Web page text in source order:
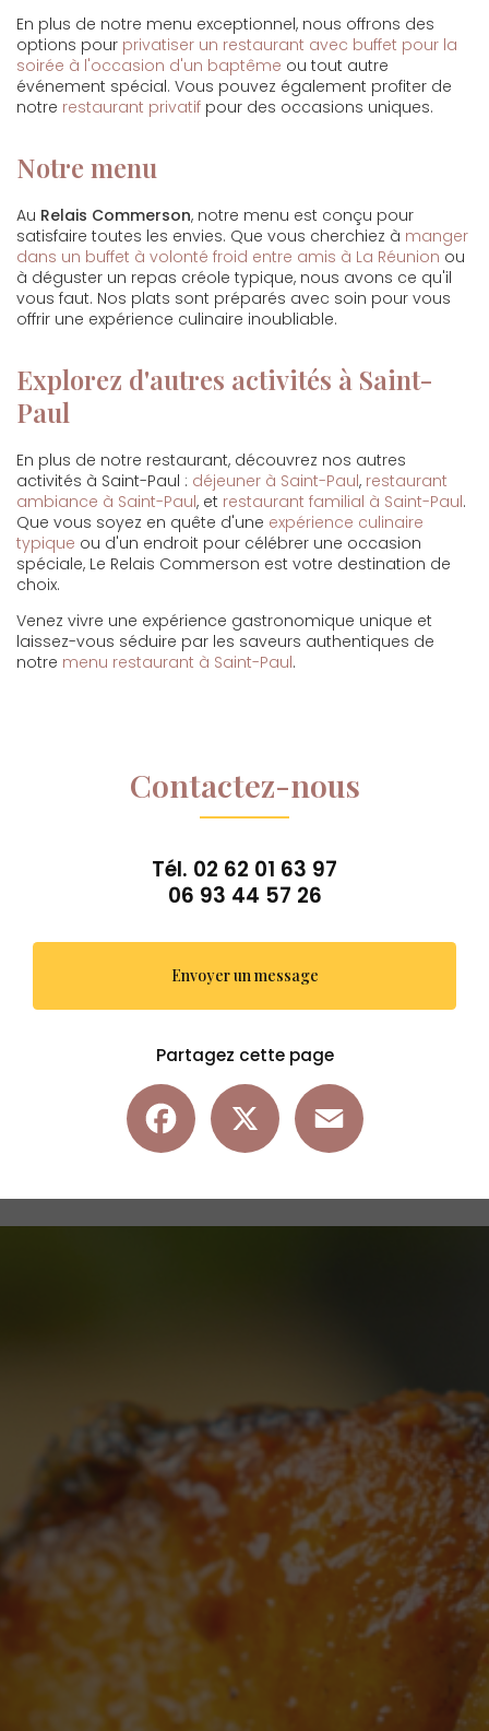
En plus de notre menu exceptionnel, nous offrons des
options pour privatiser un restaurant avec buffet pour la
soirée à l'occasion d'un baptême ou tout autre
événement spécial. Vous pouvez également profiter de
notre restaurant privatif pour des occasions uniques.
Notre menu
Au Relais Commerson, notre menu est conçu pour
satisfaire toutes les envies. Que vous cherchiez à manger
dans un buffet à volonté froid entre amis à La Réunion ou
à déguster un repas créole typique, nous avons ce qu'il
vous faut. Nos plats sont préparés avec soin pour vous
offrir une expérience culinaire inoubliable.
Explorez d'autres activités à Saint-
Paul
En plus de notre restaurant, découvrez nos autres
activités à Saint-Paul : déjeuner à Saint-Paul, restaurant
ambiance à Saint-Paul, et restaurant familial à Saint-Paul.
Que vous soyez en quête d'une expérience culinaire
typique ou d'un endroit pour célébrer une occasion
spéciale, Le Relais Commerson est votre destination de
choix.
Venez vivre une expérience gastronomique unique et
laissez-vous séduire par les saveurs authentiques de
notre menu restaurant à Saint-Paul.
Contactez-nous
Tél. 02 62 01 63 97
06 93 44 57 26
Envoyer un message
Partagez cette page
Facebook